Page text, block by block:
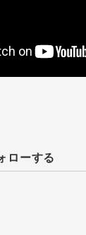
ローする